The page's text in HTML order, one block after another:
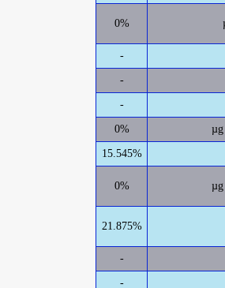
0%
-
-
-
0%
15.545%
0%
21.875%
-
-